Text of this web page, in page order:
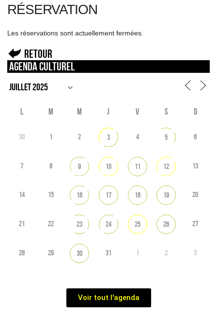
RÉSERVATION
Les réservations sont actuellement fermées.
Retour
Agenda culturel
L M M J V S D
30 1 2 3 4 5 6
7 8 9 10 11 12 13
14 15 16 17 18 19 20
21 22 23 24 25 26 27
28 29 30 31 1 2 3
Voir tout l'agenda